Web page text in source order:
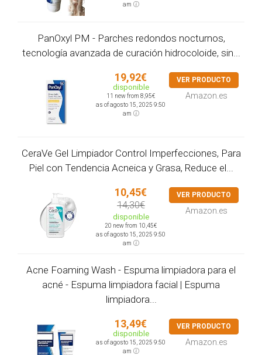
am
PanOxyl PM - Parches redondos nocturnos,
tecnología avanzada de curación hidrocoloide, sin...
19,92€
disponible
11 new from 8,95€
as of agosto 15, 2025 9:50
am
VER PRODUCTO
Amazon.es
CeraVe Gel Limpiador Control Imperfecciones, Para
Piel con Tendencia Acneica y Grasa, Reduce el...
10,45€
14,30€
disponible
20 new from 10,45€
as of agosto 15, 2025 9:50
am
VER PRODUCTO
Amazon.es
Acne Foaming Wash - Espuma limpiadora para el
acné - Espuma limpiadora facial | Espuma
limpiadora...
13,49€
disponible
as of agosto 15, 2025 9:50
am
VER PRODUCTO
Amazon.es